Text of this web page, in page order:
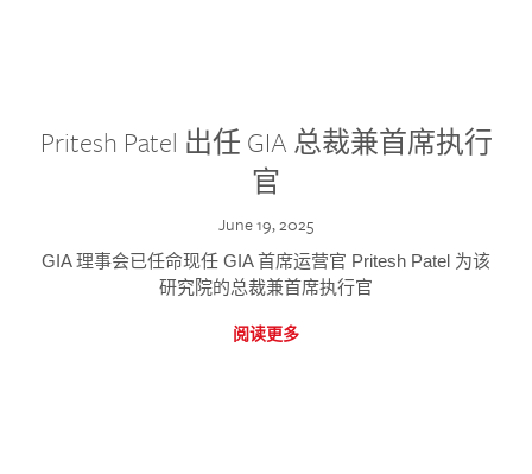
Pritesh Patel 出任 GIA 总裁兼首席执行
官
June 19, 2025
GIA 理事会已任命现任 GIA 首席运营官 Pritesh Patel 为该
研究院的总裁兼首席执行官
阅读更多